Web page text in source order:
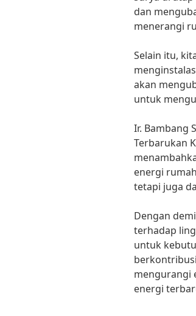
dan
menerangi
Selain itu,
akan
untuk
Ir. Bambang
Terbarukan
energi
tetapi juga
Dengan
terhadap
untuk
mengurangi
energi